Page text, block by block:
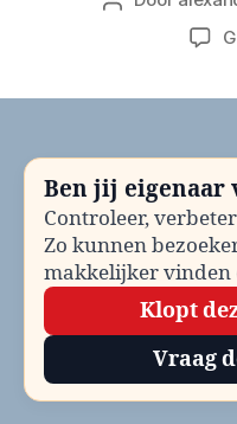
Ben jij eigenaar
Controleer,
Zo kunnen
makkelijker vinden
Klopt
Vraag